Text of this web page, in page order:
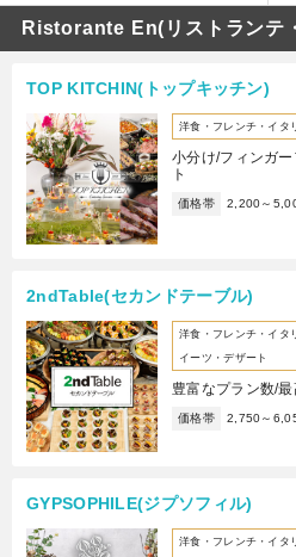
Ristorante En(リストランテ
TOP KITCHIN(トップキッチン)
洋食・フレンチ・イタ
小分け/フィンガ
ト
価格帯 2,200～
2ndTable(セカンドテーブル)
洋食・フレンチ・イタ
イーツ・デザート
豊富なプラン数/
価格帯 2,750～
GYPSOPHILE(ジプソフィル)
洋食・フレンチ・イタ